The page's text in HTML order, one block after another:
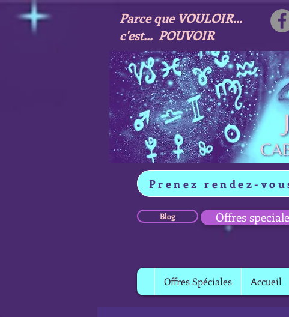
Parce que VOULOIR...
c'est... POUVOIR
Prenez rendez-
Blog Offres
Offres Spéciales Accueil